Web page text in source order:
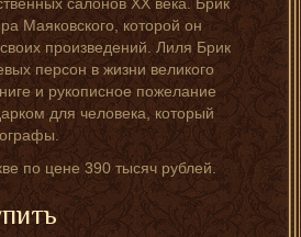
Маяковского, которой он
произведений. Лиля Брик
персон в жизни великого
и рукописное пожелание
для человека, который
по цене 390 тысяч рублей.